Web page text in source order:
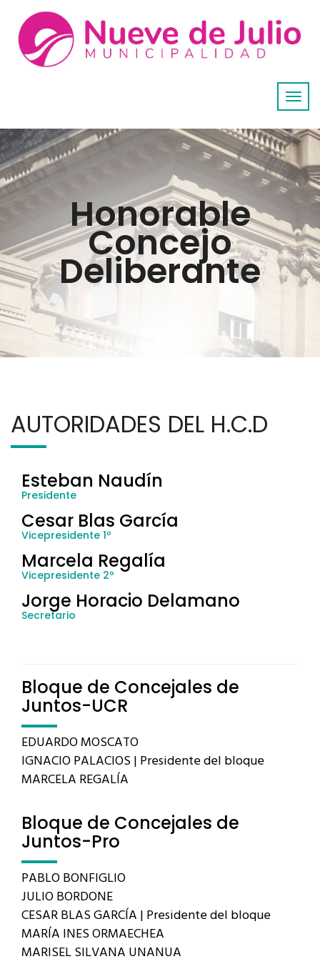
Honorable
Concejo
Deliberante
AUTORIDADES DEL H.C.D
Esteban Naudín
Presidente
Cesar Blas García
Vicepresidente 1º
Marcela Regalía
Vicepresidente 2º
Jorge Horacio Delamano
Secretario
Bloque de Concejales de
Juntos-UCR
EDUARDO MOSCATO
IGNACIO PALACIOS | Presidente del bloque
MARCELA REGALÍA
Bloque de Concejales de
Juntos-Pro
PABLO BONFIGLIO
JULIO BORDONE
CESAR BLAS GARCÍA | Presidente del bloque
MARÍA INES ORMAECHEA
MARISEL SILVANA UNANUA